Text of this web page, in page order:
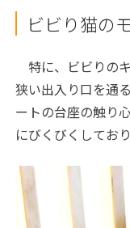
ビビり猫の
特に、ビビりの
狭い出入り口を通
ートの台座の触り
にびくびくしてお